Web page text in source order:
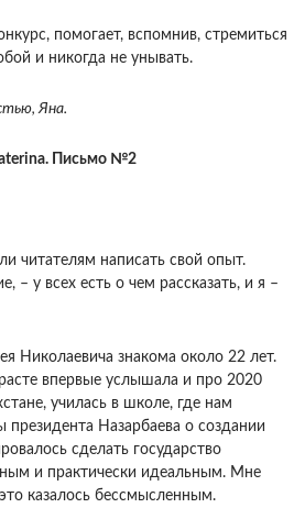
помогает, вспомнив, стремиться
и никогда не унывать.
Яна.
Письмо №2
читателям написать свой опыт.
– у всех есть о чем рассказать, и я –
Николаевича знакома около 22 лет.
впервые услышала и про 2020
училась в школе, где нам
президента Назарбаева о создании
сделать государство
и практически идеальным. Мне
казалось бессмысленным.